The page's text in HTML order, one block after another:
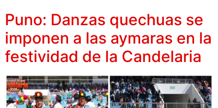
Puno: Danzas quechuas se
imponen a las aymaras en la
festividad de la Candelaria